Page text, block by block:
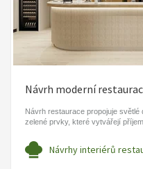
Návrh moderní
Návrh restaurace propojuje
zelené prvky, které vytvářejí
Návrhy interiérů